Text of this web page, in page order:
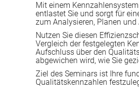
Mit einem
entlastet Sie und sorgt für
zum Analysieren, Planen
Nutzen Sie diesen
Vergleich der festgelegten
Aufschluss über den
abgewichen wird, wie Sie
Ziel des Seminars ist Ihre
Qualitätskennzahlen